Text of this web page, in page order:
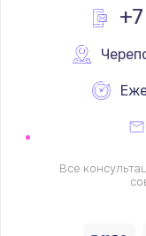
Все